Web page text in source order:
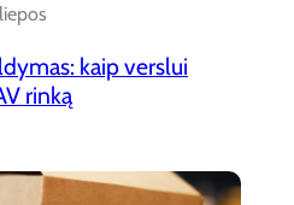
kaip verslui
rinką